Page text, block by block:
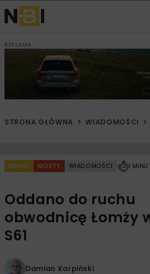
REKLAMA
STRONA GŁÓWNA WIADOMOŚCI
DROGI MOSTY WIADOMOŚCI 1
Oddano do ruchu
obwodnicę Łomży
S61
Damian Karpiński